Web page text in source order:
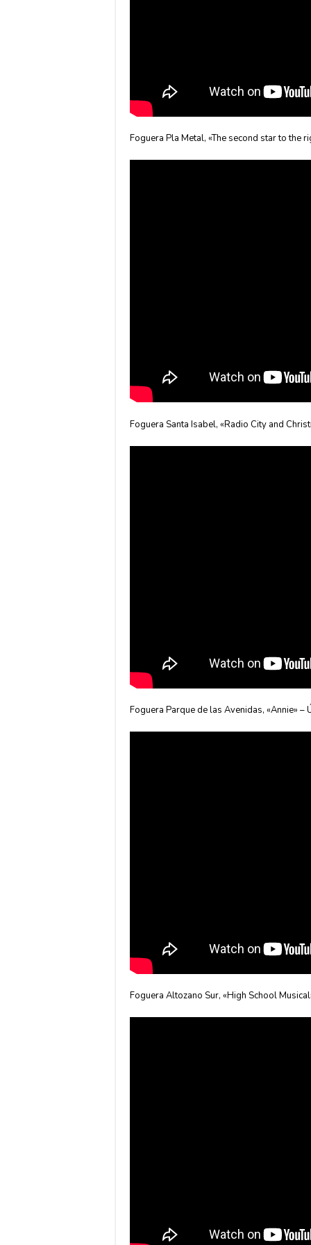
Foguera Pla Metal, «The second star to the
Foguera Santa Isabel, «Radio City and
Foguera Parque de las Avenidas, «Annie» –
Foguera Altozano Sur, «High School